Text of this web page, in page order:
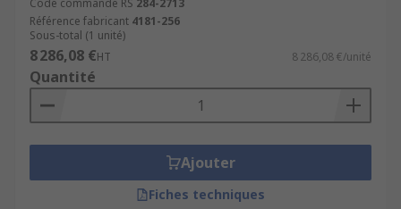
Code commande RS 284-2713
Référence fabricant 4181-256
Sous-total (1 unité)
8 286,08 €HT 8 286,08 €/unité
Quantité
Ajouter
Fiches techniques